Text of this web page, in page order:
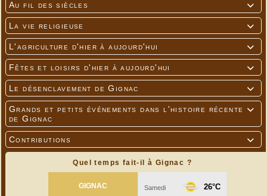

Au fil des siècles

La vie religieuse

L'agriculture d'hier à aujourd'hui

Fêtes et loisirs d'hier à aujourd'hui

Le désenclavement de Gignac

Grands et petits événements dans l'histoire récente
de Gignac

Contributions
Quel temps fait-il à Gignac ?